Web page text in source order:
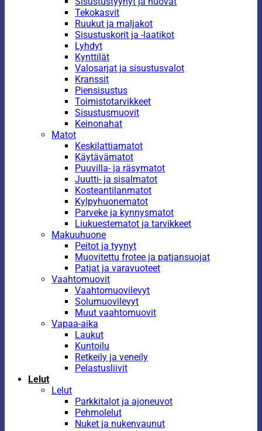
Tekokasvit
Ruukut ja maljakot
Sisustuskorit ja -laatikot
Lyhdyt
Kynttilät
Valosarjat ja sisustusvalot
Kranssit
Piensisustus
Toimistotarvikkeet
Sisustusmuovit
Keinonahat
Matot
Keskilattiamatot
Käytävämatot
Puuvilla- ja räsymatot
Juutti- ja sisalmatot
Kosteantilanmatot
Kylpyhuonematot
Parveke ja kynnysmatot
Liukuestematot ja tarvikkeet
Makuuhuone
Peitot ja tyynyt
Muovitettu frotee ja patjansuojat
Patjat ja varavuoteet
Vaahtomuovit
Vaahtomuovilevyt
Solumuovilevyt
Muut vaahtomuovit
Vapaa-aika
Laukut
Kuntoilu
Retkeily ja veneily
Pelastusliivit
Lelut
Lelut
Parkkitalot ja ajoneuvot
Pehmolelut
Nuket ja nukenvaunut